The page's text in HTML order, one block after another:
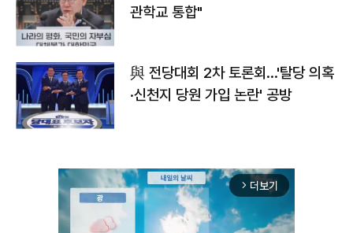
관학교 통합"
與 전당대회 2차 토론회…'탈당 의혹
·신천지 당원 가입 논란' 공방
arrow_forward_ios 더보기